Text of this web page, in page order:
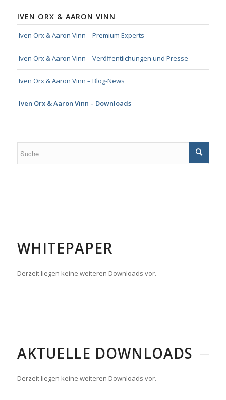
IVEN ORX & AARON VINN
Iven Orx & Aaron Vinn – Premium Experts
Iven Orx & Aaron Vinn – Veröffentlichungen und Presse
Iven Orx & Aaron Vinn – Blog-News
Iven Orx & Aaron Vinn – Downloads
WHITEPAPER
Derzeit liegen keine weiteren Downloads vor.
AKTUELLE DOWNLOADS
Derzeit liegen keine weiteren Downloads vor.